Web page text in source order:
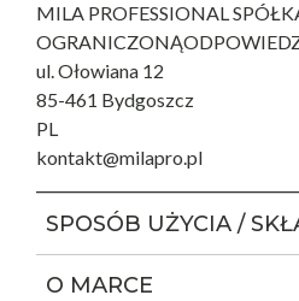
MILA PROFESSIONAL
ul. Ołowiana 12
85-461 Bydgoszcz
PL
kontakt@milapro.pl
SPOSÓB UŻYCIA /
O MARCE